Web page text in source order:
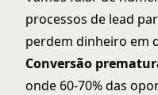
processos de lead
perdem dinheiro em
Conversão
onde 60-70% das